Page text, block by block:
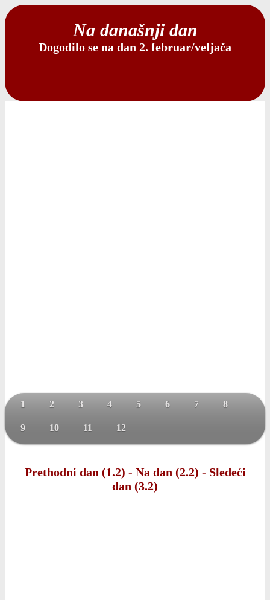
Na današnji dan
Dogodilo se na dan 2. februar/veljača
1 2 3 4 5 6 7 8
9 10 11 12
Prethodni dan (1.2) - Na dan (2.2) - Sledeći
dan (3.2)